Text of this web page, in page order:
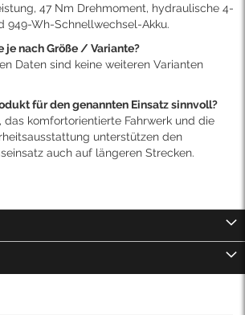
47 Nm Drehmoment, hydraulische 4-
949-Wh-Schnellwechsel-Akku.
je nach Größe / Variante?
Daten sind keine weiteren Varianten
für den genannten Einsatz sinnvoll?
das komfortorientierte Fahrwerk und die
unterstützen den
auch auf längeren Strecken.